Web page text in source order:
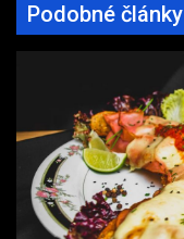
Podobné články